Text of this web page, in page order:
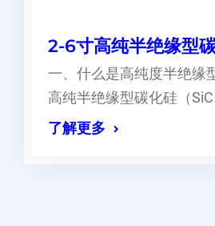
2-6寸高纯半绝缘型
一、什么是高纯度半绝缘
高纯半绝缘型碳化硅（
了解更多